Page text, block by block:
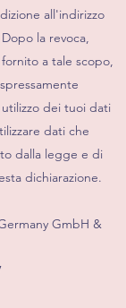
all'indirizzo
la revoca,
a tale scopo,
dei tuoi dati
dati che
dalla legge e di
dichiarazione.
GmbH &